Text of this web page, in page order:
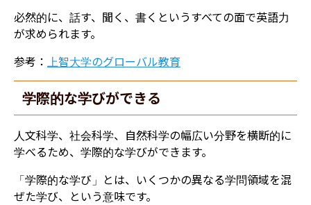
必然的に、話す、聞く、書くというすべての面で英語力
が求められます。
参考： 上智大学のグローバル教育
​学際的な学びができる
​人文科学、社会科学、自然科学の幅広い分野を横断的に
学べるため、学際的な学びができます。
「学際的な学び」とは、いくつかの異なる学問領域を混
ぜた学び、という意味です。